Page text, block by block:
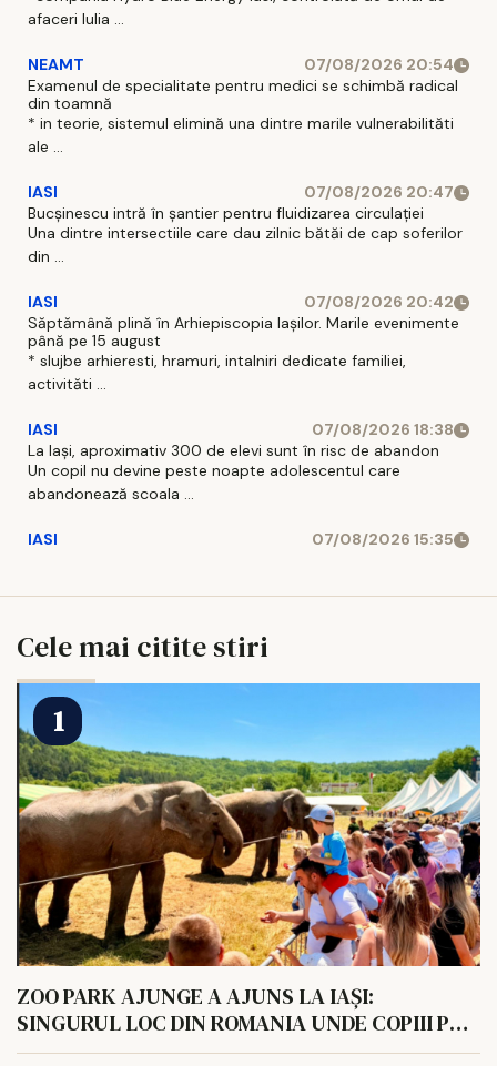
afaceri Iulia ...
NEAMT
07/08/2026 20:54
Examenul de specialitate pentru medici se schimbă radical
din toamnă
* in teorie, sistemul elimină una dintre marile vulnerabilităti
ale ...
IASI
07/08/2026 20:47
Bucșinescu intră în șantier pentru fluidizarea circulației
Una dintre intersectiile care dau zilnic bătăi de cap soferilor
din ...
IASI
07/08/2026 20:42
Săptămână plină în Arhiepiscopia Iașilor. Marile evenimente
până pe 15 august
* slujbe arhieresti, hramuri, intalniri dedicate familiei,
activităti ...
IASI
07/08/2026 18:38
La Iași, aproximativ 300 de elevi sunt în risc de abandon
Un copil nu devine peste noapte adolescentul care
abandonează scoala ...
IASI 07/08/2026 15:35
Cele mai citite stiri
ZOO PARK AJUNGE A AJUNS LA IAȘI:
SINGURUL LOC DIN ROMANIA UNDE COPIII POT
HRANI UN ELEFANT